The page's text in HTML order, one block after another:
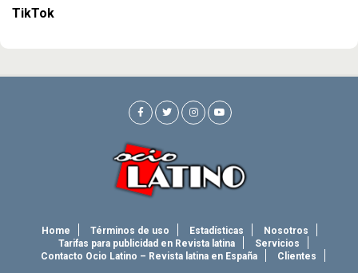
TikTok
Home Términos de uso Estadísticas
Nosotros
Tarifas para publicidad en Revista latina
Servicios
Contacto Ocio Latino – Revista latina en España
Clientes